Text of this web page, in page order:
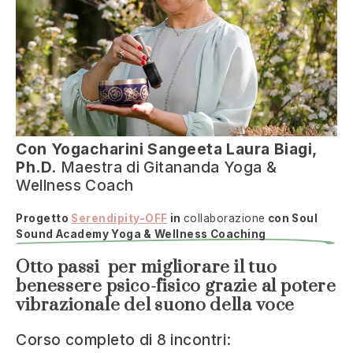
Con Yogacharini Sangeeta Laura Biagi,
Ph.D. Maestra di Gitananda Yoga &
Wellness Coach
Progetto Serendipity-OFF in collaborazione con Soul
Sound Academy Yoga & Wellness Coaching
Otto passi per migliorare il tuo
benessere psico-fisico grazie al potere
vibrazionale del suono della voce
Corso completo di 8 incontri: